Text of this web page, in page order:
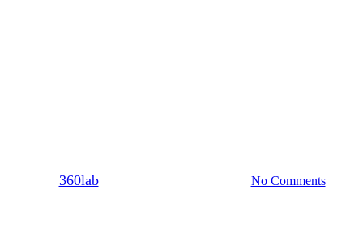
360lab27/07/2013 No Comments